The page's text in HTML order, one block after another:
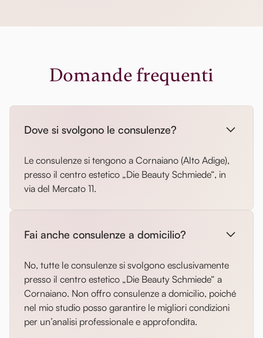
Domande frequenti
Dove si svolgono le consulenze?
Le consulenze si tengono a Cornaiano (Alto Adige),
presso il centro estetico „Die Beauty Schmiede“, in
via del Mercato 11.
Fai anche consulenze a domicilio?
No, tutte le consulenze si svolgono esclusivamente
presso il centro estetico „Die Beauty Schmiede“ a
Cornaiano. Non offro consulenze a domicilio, poiché
nel mio studio posso garantire le migliori condizioni
per un’analisi professionale e approfondita.